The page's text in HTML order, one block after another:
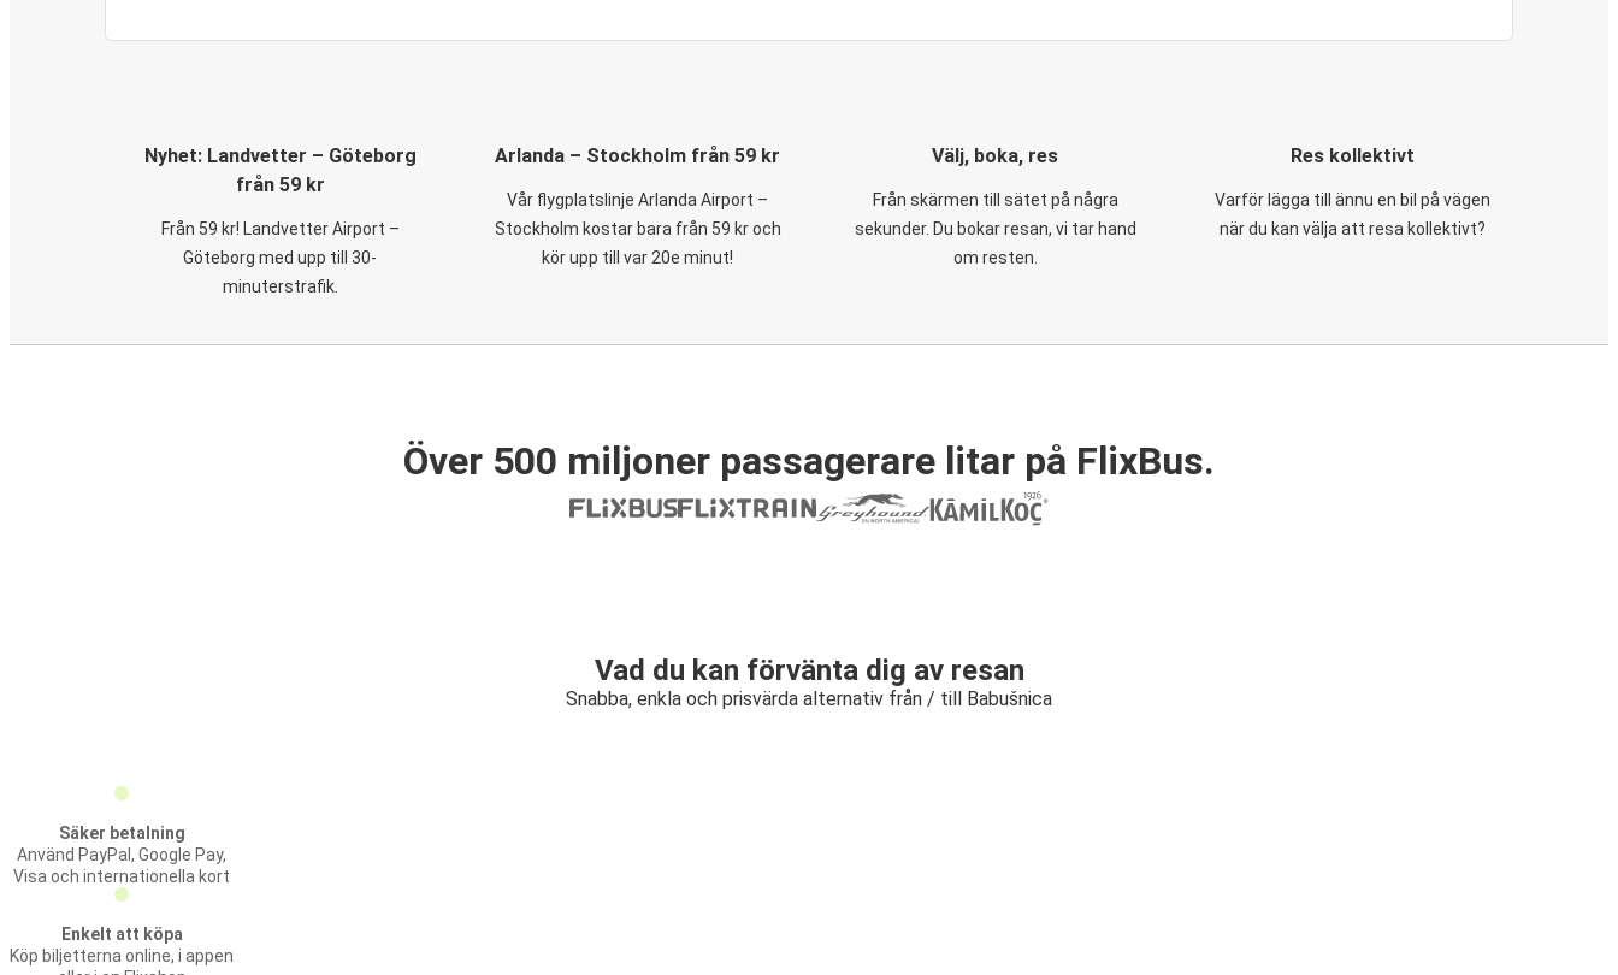
Nyhet: Landvetter – Göteborg
från 59 kr
Från 59 kr! Landvetter Airport –
Göteborg med upp till 30-
minuterstrafik.
Arlanda – Stockholm från 59 kr
Vår flygplatslinje Arlanda Airport –
Stockholm kostar bara från 59 kr och
kör upp till var 20e minut!
Välj, boka, res
Från skärmen till sätet på några
sekunder. Du bokar resan, vi tar hand
om resten.
Res kollektivt
Varför lägga till ännu en bil på vägen
när du kan välja att resa kollektivt?
Över 500 miljoner passagerare litar på FlixBus.
Vad du kan förvänta dig av resan
Snabba, enkla och prisvärda alternativ från / till Babušnica
Säker betalning
Använd PayPal, Google Pay,
Visa och internationella kort
Enkelt att köpa
Köp biljetterna online, i appen